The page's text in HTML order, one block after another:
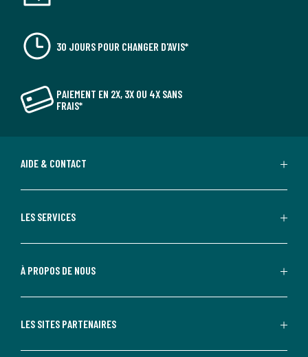
30 JOURS POUR CHANGER D'AVIS*
PAIEMENT EN 2X, 3X OU 4X SANS
FRAIS*
AIDE & CONTACT
LES SERVICES
À PROPOS DE NOUS
LES SITES PARTENAIRES